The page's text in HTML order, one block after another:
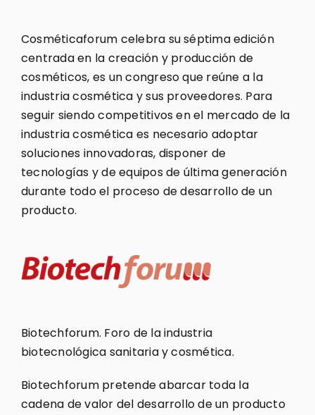
Cosméticaforum celebra su séptima edición
centrada en la creación y producción de
cosméticos, es un congreso que reúne a la
industria cosmética y sus proveedores. Para
seguir siendo competitivos en el mercado de la
industria cosmética es necesario adoptar
soluciones innovadoras, disponer de
tecnologías y de equipos de última generación
durante todo el proceso de desarrollo de un
producto.
Biotechforum. Foro de la industria
biotecnológica sanitaria y cosmética.
Biotechforum pretende abarcar toda la
cadena de valor del desarrollo de un producto